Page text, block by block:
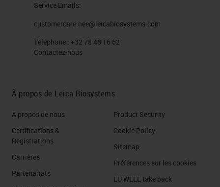
Service Emails:
customercare.nee@leicabiosystems.com
Téléphone : +32 78 48 16 62
Contactez-nous
À propos de Leica Biosystems
À propos de nous
Certifications &
Registrations
Carrières
Partenariats
Product Security
Cookie Policy
Sitemap
Préférences sur les cookies
EU WEEE take back